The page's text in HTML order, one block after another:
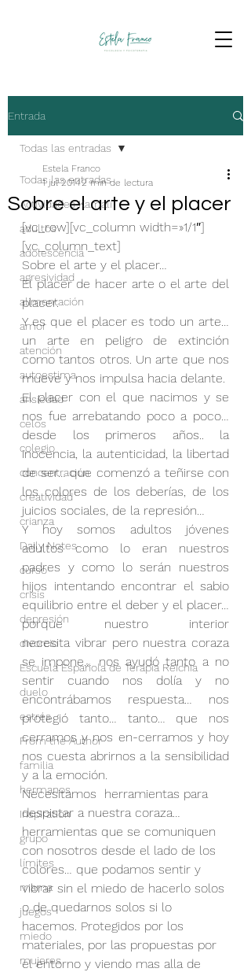
Entrada
Todas las entradas
Actividades Kamali
adultos
adolescencia
agresividad
alimentación
amor
atención
autoestima
ansiedad
celos
colegio
concentración
creatividad
crianza
Daily Notes
curso
crisis
depresión
divorcio
Escuela Española de Terapia Reichia
duelo
estrés
From the Author
familia
hermanos
Inspiration
grupo
límites
mama
juegos
miedo
mujeres
Todas las entradas
Sobre el arte y el placer
Estela Franco
1 jul 20142 min de lectura
[vc_row][vc_column width=»1/1″]
[vc_column_text]
Sobre el arte y el placer…
El placer de hacer arte o el arte del
placer.
Y es que el placer es todo un arte…
un arte en peligro de extinción
como tantos otros. Un arte que nos
mueve y nos impulsa hacia delante.
El placer con el que nacimos y se
nos fue arrebatando poco a poco…
desde los primeros años.. la
inocencia, la autenticidad, la libertad
de ser… que comenzó a teñirse con
los colores de los deberías, de los
juicios sociales, de la represión…
Y hoy somos adultos jóvenes
adultos como lo eran nuestros
padres y como lo serán nuestros
hijos intentando encontrar el sabio
equilibrio entre el deber y el placer…
porque nuestro interior
necesita vibrar pero nuestra coraza
se impone… nos ayudó tanto a no
sentir cuando nos dolía y no
encontrábamos respuesta… nos
protegió tanto… tanto… que nos
cerramos y nos en-cerramos y hoy
nos cuesta abrirnos a la sensibilidad
y a la emoción.
Necesitamos  herramientas para
despistar a nuestra coraza…
herramientas que se comuniquen
con nosotros desde el lado de los
colores… que podamos sentir y
vibrar sin el miedo de hacerlo solos
o de quedarnos solos si lo
hacemos. Protegidos por los
materiales, por las propuestas por
el entorno y viendo mas alla de